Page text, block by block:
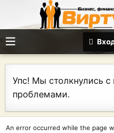
Упс! Мы столкнулись
проблемами.
An error occurred while the page